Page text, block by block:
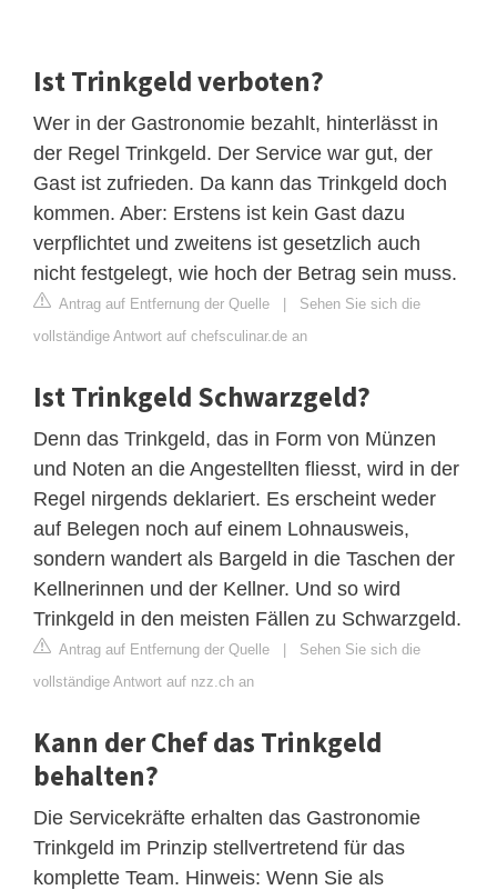
Ist Trinkgeld verboten?
Wer in der Gastronomie bezahlt, hinterlässt in
der Regel Trinkgeld. Der Service war gut, der
Gast ist zufrieden. Da kann das Trinkgeld doch
kommen. Aber: Erstens ist kein Gast dazu
verpflichtet und zweitens ist gesetzlich auch
nicht festgelegt, wie hoch der Betrag sein muss.
Antrag auf Entfernung der Quelle | Sehen Sie sich die
vollständige Antwort auf chefsculinar.de an
Ist Trinkgeld Schwarzgeld?
Denn das Trinkgeld, das in Form von Münzen
und Noten an die Angestellten fliesst, wird in der
Regel nirgends deklariert. Es erscheint weder
auf Belegen noch auf einem Lohnausweis,
sondern wandert als Bargeld in die Taschen der
Kellnerinnen und der Kellner. Und so wird
Trinkgeld in den meisten Fällen zu Schwarzgeld.
Antrag auf Entfernung der Quelle | Sehen Sie sich die
vollständige Antwort auf nzz.ch an
Kann der Chef das Trinkgeld
behalten?
Die Servicekräfte erhalten das Gastronomie
Trinkgeld im Prinzip stellvertretend für das
komplette Team. Hinweis: Wenn Sie als